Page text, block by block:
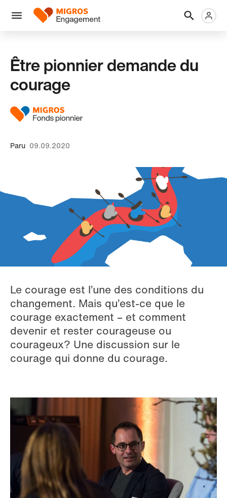
liens
tête
Menu
Logo
Être pionnier demande du
courage
Paru 09.09.2020
Le courage est l’une des conditions du
changement. Mais qu’est-ce que le
courage exactement – et comment
devenir et rester courageuse ou
courageux? Une discussion sur le
courage qui donne du courage.